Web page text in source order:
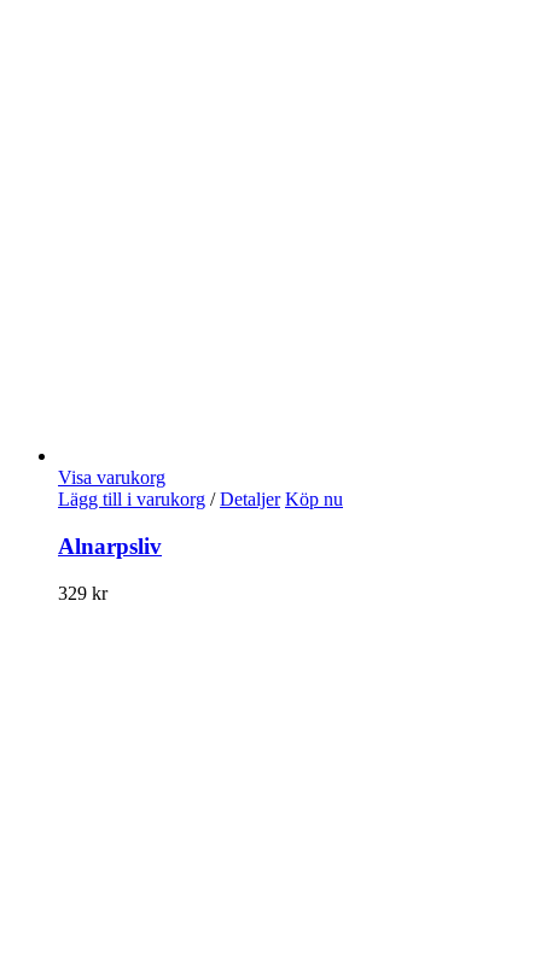
Visa varukorg
Lägg till i varukorg / Detaljer Köp nu
Alnarpsliv
329 kr